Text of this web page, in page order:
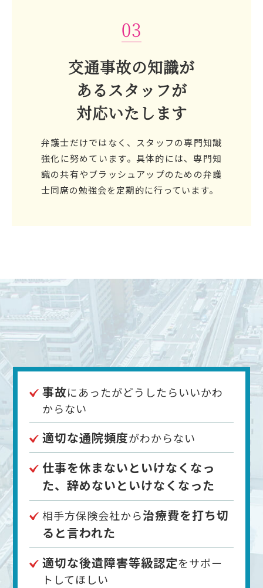
03
交通事故の知識が
あるスタッフが
対応いたします
弁護士だけではなく、スタッフの専門知識
強化に努めています。具体的には、専門知
識の共有やブラッシュアップのための弁護
士同席の勉強会を定期的に行っています。
事故にあったがどうしたらいいかわ
からない
適切な通院頻度がわからない
仕事を休まないといけなくなっ
た、辞めないといけなくなった
相手方保険会社から治療費を打ち切
ると言われた
適切な後遺障害等級認定をサポー
トしてほしい